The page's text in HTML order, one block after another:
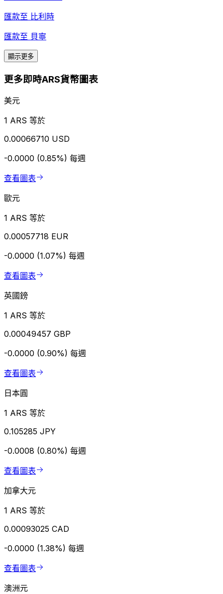
匯款至 比利時
匯款至 貝寧
顯示更多
更多即時ARS貨幣圖表
美元
1 ARS 等於
0.00066710 USD
-0.0000 (0.85%) 每週
查看圖表
歐元
1 ARS 等於
0.00057718 EUR
-0.0000 (1.07%) 每週
查看圖表
英國鎊
1 ARS 等於
0.00049457 GBP
-0.0000 (0.90%) 每週
查看圖表
日本圓
1 ARS 等於
0.105285 JPY
-0.0008 (0.80%) 每週
查看圖表
加拿大元
1 ARS 等於
0.00093025 CAD
-0.0000 (1.38%) 每週
查看圖表
澳洲元